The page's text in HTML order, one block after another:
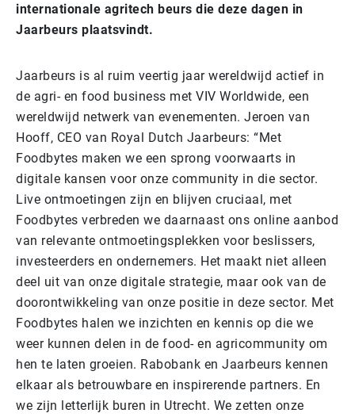
internationale agritech beurs die deze dagen in
Jaarbeurs plaatsvindt.
Jaarbeurs is al ruim veertig jaar wereldwijd actief in
de agri- en food business met VIV Worldwide, een
wereldwijd netwerk van evenementen. Jeroen van
Hooff, CEO van Royal Dutch Jaarbeurs: “Met
Foodbytes maken we een sprong voorwaarts in
digitale kansen voor onze community in die sector.
Live ontmoetingen zijn en blijven cruciaal, met
Foodbytes verbreden we daarnaast ons online aanbod
van relevante ontmoetingsplekken voor beslissers,
investeerders en ondernemers. Het maakt niet alleen
deel uit van onze digitale strategie, maar ook van de
doorontwikkeling van onze positie in deze sector. Met
Foodbytes halen we inzichten en kennis op die we
weer kunnen delen in de food- en agricommunity om
hen te laten groeien. Rabobank en Jaarbeurs kennen
elkaar als betrouwbare en inspirerende partners. En
we zijn letterlijk buren in Utrecht. We zetten onze